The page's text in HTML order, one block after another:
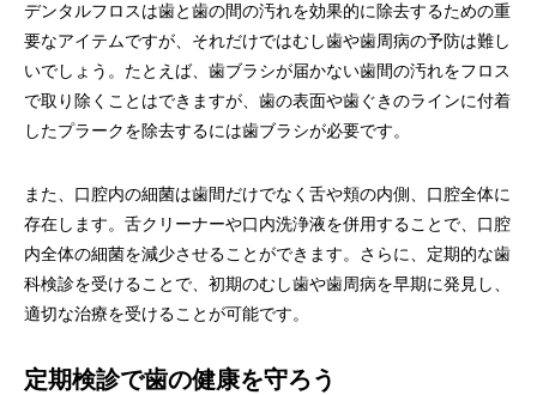
デンタルフロスは歯と歯の間の汚れを効果的に除去するための重
要なアイテムですが、それだけではむし歯や歯周病の予防は難し
いでしょう。たとえば、歯ブラシが届かない歯間の汚れをフロス
で取り除くことはできますが、歯の表面や歯ぐきのラインに付着
したプラークを除去するには歯ブラシが必要です。
また、口腔内の細菌は歯間だけでなく舌や頬の内側、口腔全体に
存在します。舌クリーナーや口内洗浄液を併用することで、口腔
内全体の細菌を減少させることができます。さらに、定期的な歯
科検診を受けることで、初期のむし歯や歯周病を早期に発見し、
適切な治療を受けることが可能です。
定期検診で歯の健康を守ろう